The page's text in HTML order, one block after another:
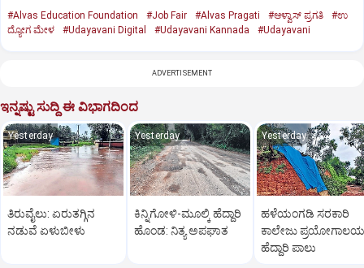
#Alvas Education Foundation #Job Fair #Alvas Pragati #ಆಳ್ವಾಸ್‌ ಪ್ರಗತಿ
#ಉ
ದ್ಯೋಗ ಮೇಳ
#Udayavani Digital #Udayavani Kannada #Udayavani
ADVERTISEMENT
ಇನ್ನಷ್ಟು ಸುದ್ದಿ ಈ ವಿಭಾಗದಿಂದ
Yesterday
ತಿರುವೈಲು: ಏರುತಗ್ಗಿನ
ನಡುವೆ ಏಳುಬೀಳು
Yesterday
ಕಿನ್ನಿಗೋಳಿ-ಮೂಲ್ಕಿ ಹೆದ್ದಾರಿ
ಹೊಂಡ: ನಿತ್ಯ ಅಪಘಾತ
Yesterday
ಹಳೆಯಂಗಡಿ ಸರಕಾರಿ
ಕಾಲೇಜು ಪ್ರಯೋಗಾಲಯ
ಹೆದ್ದಾರಿ ಪಾಲು